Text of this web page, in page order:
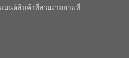
แบนด์สินค้าที่สวยงามตามที่